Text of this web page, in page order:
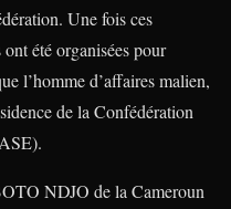
Une fois ces
été organisées pour
l’homme d’affaires malien,
de la Confédération
NDJO de la Cameroun